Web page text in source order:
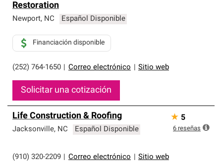
Restoration
Newport, NC Español Disponible
(252) 764-1650 Correo electrónico Sitio web
Financiación disponible
Solicitar una cotización
Life Construction & Roofing
Jacksonville, NC Español Disponible
(910) 320-2209 Correo electrónico Sitio web
★ 5
6 reseñas